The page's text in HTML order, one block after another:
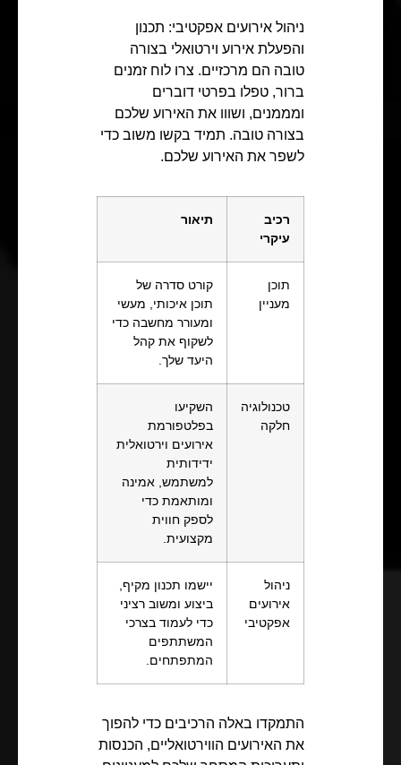
ניהול אירועים אפקטיבי: תכנון
והפעלת אירוע וירטואלי בצורה
טובה הם מרכזיים. צרו לוח זמנים
ברור, טפלו בפרטי דוברים
ומממנים, ושווו את האירוע שלכם
בצורה טובה. תמיד בקשו משוב כדי
לשפר את האירוע שלכם.
רכיב
עיקרי
תיאור
תוכן
מעניין
קורט סדרה של
תוכן איכותי, מעשי
ומעורר מחשבה כדי
לשקוף את קהל
היעד שלך.
טכנולוגיה
חלקה
השקיעו
בפלטפורמת
אירועים וירטואלית
ידידותית
למשתמש, אמינה
ומותאמת כדי
לספק חווית
מקצועית.
ניהול
אירועים
אפקטיבי
יישמו תכנון מקיף,
ביצוע ומשוב רציני
כדי לעמוד בצרכי
המשתתפים
המתפתחים.
התמקדו באלה הרכיבים כדי להפוך
את האירועים הווירטואליים, הכנסות